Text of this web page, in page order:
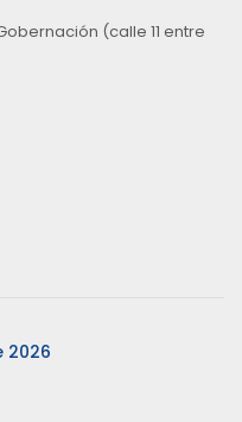
(calle 11 entre
2026